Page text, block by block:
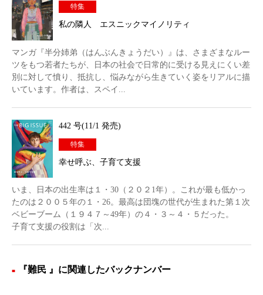
特集
私の隣人 エスニックマイノリティ
マンガ『半分姉弟（はんぶんきょうだい）』は、さまざまなルー
ツをもつ若者たちが、日本の社会で日常的に受ける見えにくい差
別に対して憤り、抵抗し、悩みながら生きていく姿をリアルに描
いています。作者は、スペイ...
442 号(11/1 発売)
特集
幸せ呼ぶ、子育て支援
いま、日本の出生率は１・30（２０２1年）。これが最も低かっ
たのは２００５年の１・26。最高は団塊の世代が生まれた第１次
ベビーブーム（１９４７～49年）の４・３～４・５だった。
子育て支援の役割は「次...
『難民 』に関連したバックナンバー